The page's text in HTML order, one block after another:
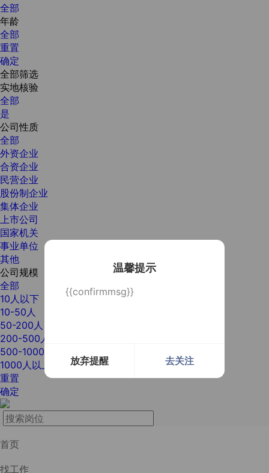
温馨提示
{{confirmmsg}}
放弃提醒 去关注
全部
年龄
全部
重置
确定
全部筛选
实地核验
全部
是
公司性质
全部
外资企业
合资企业
民营企业
股份制企业
集体企业
上市公司
国家机关
事业单位
其他
公司规模
全部
10人以下
10-50人
50-200人
200-500人
500-1000人
1000人以上
重置
确定
首页
找工作